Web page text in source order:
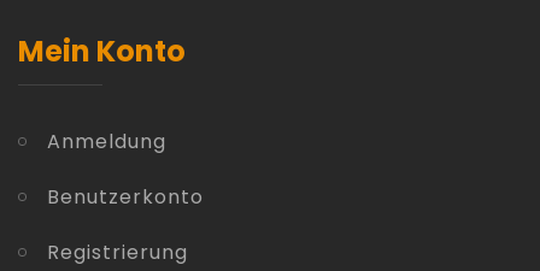
Mein Konto
Anmeldung
Benutzerkonto
Registrierung